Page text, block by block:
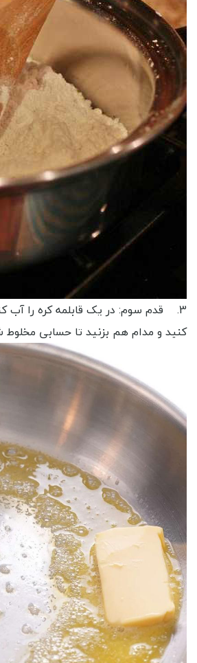
3. قدم سوم: در یک قابلمه کره را آب
کنید و مدام هم بزنید تا حسابی مخلوط